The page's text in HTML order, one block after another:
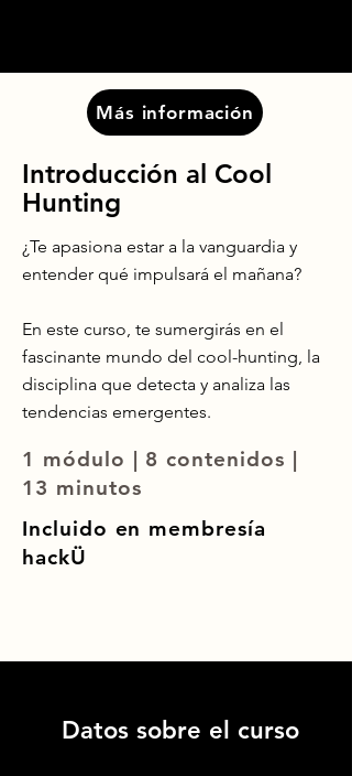
Más información
Introducción al Cool
Hunting
¿Te apasiona estar a la vanguardia y
entender qué impulsará el mañana?
En este curso, te sumergirás en el
fascinante mundo del cool-hunting, la
disciplina que detecta y analiza las
tendencias emergentes.
1 módulo | 8 contenidos |
13 minutos
Incluido en membresía
hackÜ
Datos sobre el curso